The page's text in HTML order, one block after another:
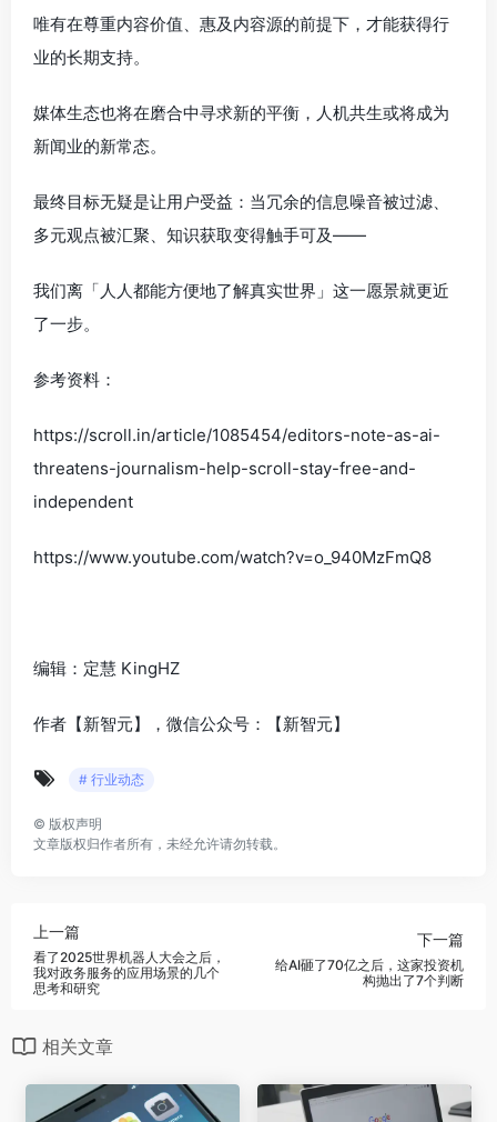
唯有在尊重内容价值、惠及内容源的前提下，才能获得行
业的长期支持。
媒体生态也将在磨合中寻求新的平衡，人机共生或将成为
新闻业的新常态。
最终目标无疑是让用户受益：当冗余的信息噪音被过滤、
多元观点被汇聚、知识获取变得触手可及——
我们离「人人都能方便地了解真实世界」这一愿景就更近
了一步。
参考资料：
https://scroll.in/article/1085454/editors-note-as-ai-
threatens-journalism-help-scroll-stay-free-and-
independent
https://www.youtube.com/watch?v=o_940MzFmQ8
编辑：定慧 KingHZ
作者【新智元】，微信公众号：【新智元】
# 行业动态
© 版权声明
文章版权归作者所有，未经允许请勿转载。
上一篇
看了2025世界机器人大会之后，
我对政务服务的应用场景的几个
思考和研究
下一篇
给AI砸了70亿之后，这家投资机
构抛出了7个判断
相关文章